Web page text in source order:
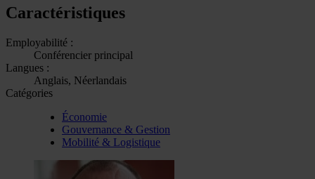
Caractéristiques
Employabilité :
Conférencier principal
Langues :
Anglais, Néerlandais
Catégories
Économie
Gouvernance & Gestion
Mobilité & Logistique